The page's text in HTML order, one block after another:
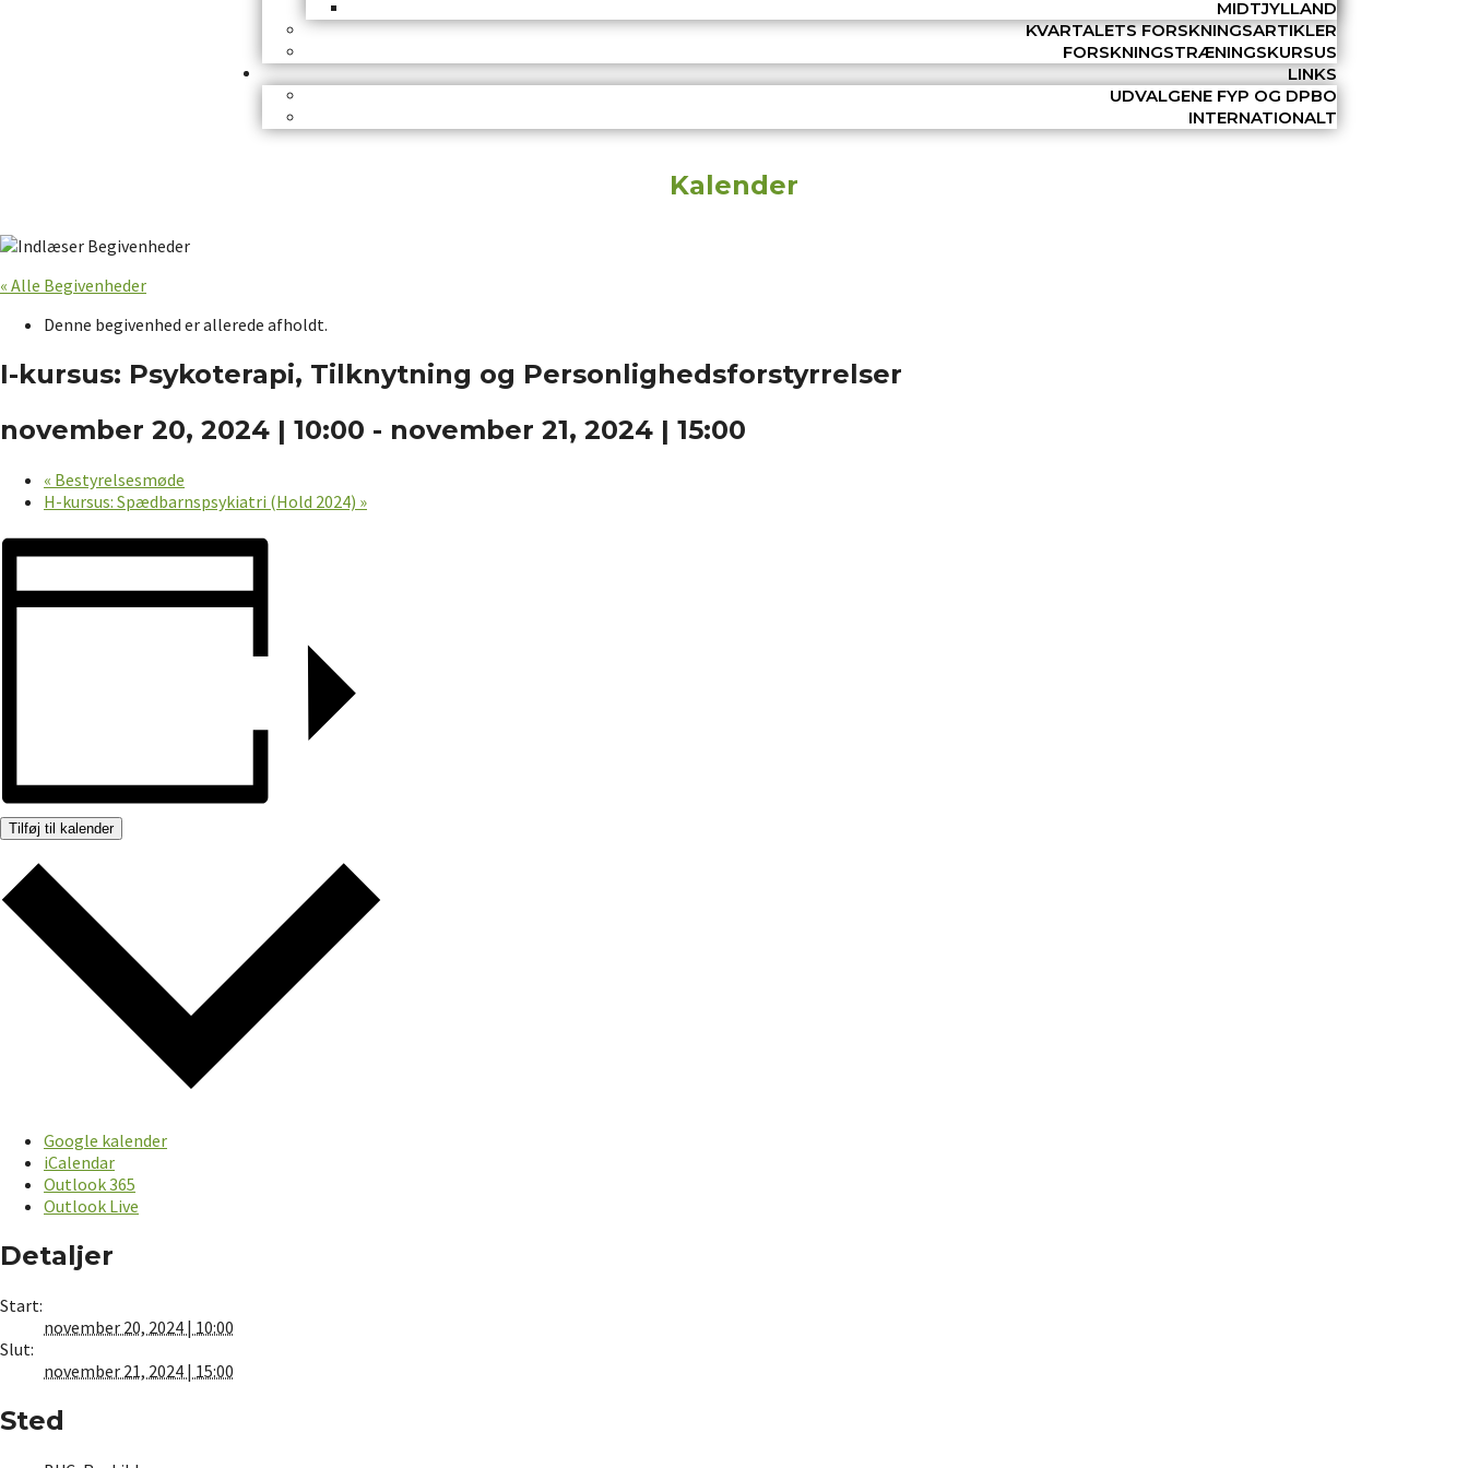
MIDTJYLLAND
KVARTALETS FORSKNINGSARTIKLER
FORSKNINGSTRÆNINGSKURSUS
LINKS
UDVALGENE FYP OG DPBO
INTERNATIONALT
Kalender
« Alle Begivenheder
Denne begivenhed er allerede afholdt.
I-kursus: Psykoterapi, Tilknytning og Personlighedsforstyrrelser
november 20, 2024 | 10:00 - november 21, 2024 | 15:00
« Bestyrelsesmøde
H-kursus: Spædbarnspsykiatri (Hold 2024) »
Tilføj til kalender
Google kalender
iCalendar
Outlook 365
Outlook Live
Detaljer
Start:
november 20, 2024 | 10:00
Slut:
november 21, 2024 | 15:00
Sted